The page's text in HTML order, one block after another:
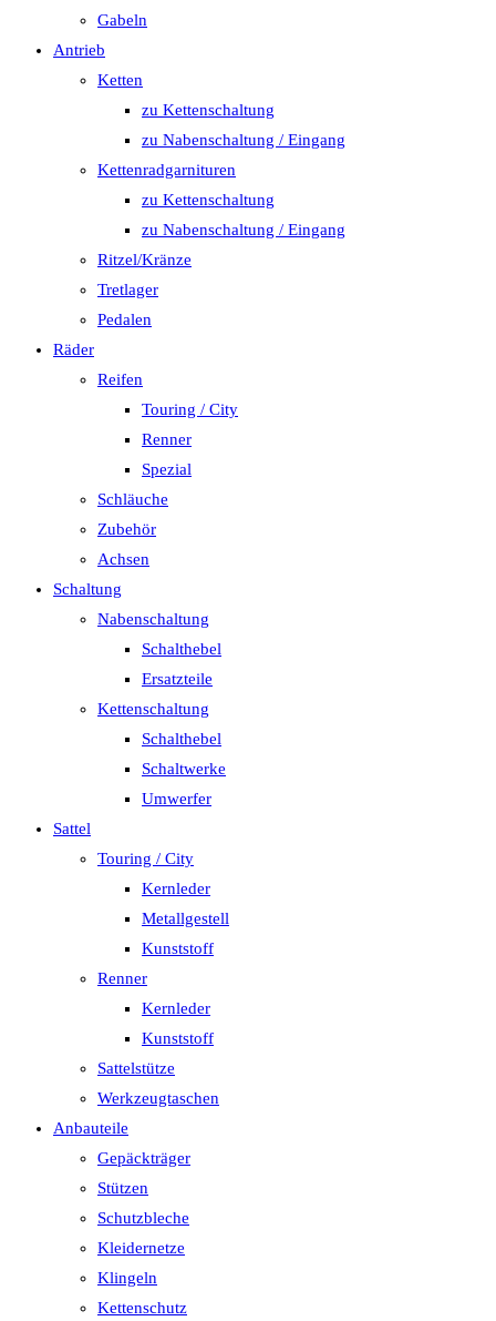
Gabeln
Antrieb
Ketten
zu Kettenschaltung
zu Nabenschaltung / Eingang
Kettenradgarnituren
zu Kettenschaltung
zu Nabenschaltung / Eingang
Ritzel/Kränze
Tretlager
Pedalen
Räder
Reifen
Touring / City
Renner
Spezial
Schläuche
Zubehör
Achsen
Schaltung
Nabenschaltung
Schalthebel
Ersatzteile
Kettenschaltung
Schalthebel
Schaltwerke
Umwerfer
Sattel
Touring / City
Kernleder
Metallgestell
Kunststoff
Renner
Kernleder
Kunststoff
Sattelstütze
Werkzeugtaschen
Anbauteile
Gepäckträger
Stützen
Schutzbleche
Kleidernetze
Klingeln
Kettenschutz